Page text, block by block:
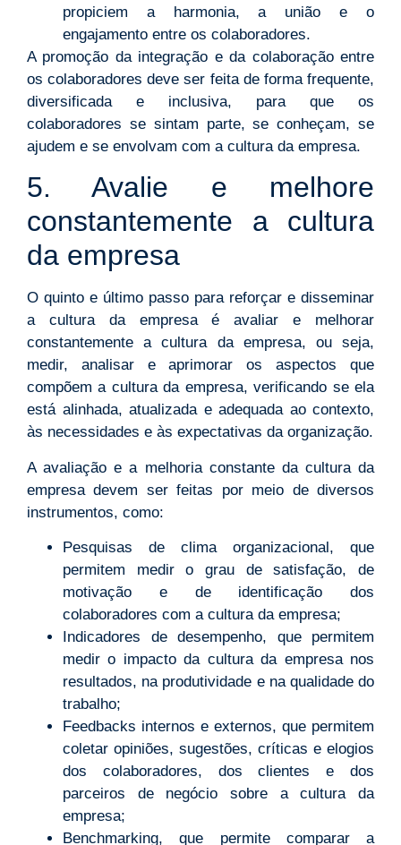
propiciem a harmonia, a união e o
engajamento entre os colaboradores.
A promoção da integração e da colaboração entre
os colaboradores deve ser feita de forma frequente,
diversificada e inclusiva, para que os
colaboradores se sintam parte, se conheçam, se
ajudem e se envolvam com a cultura da empresa.
5. Avalie e melhore
constantemente a cultura
da empresa
O quinto e último passo para reforçar e disseminar
a cultura da empresa é avaliar e melhorar
constantemente a cultura da empresa, ou seja,
medir, analisar e aprimorar os aspectos que
compõem a cultura da empresa, verificando se ela
está alinhada, atualizada e adequada ao contexto,
às necessidades e às expectativas da organização.
A avaliação e a melhoria constante da cultura da
empresa devem ser feitas por meio de diversos
instrumentos, como:
Pesquisas de clima organizacional, que
permitem medir o grau de satisfação, de
motivação e de identificação dos
colaboradores com a cultura da empresa;
Indicadores de desempenho, que permitem
medir o impacto da cultura da empresa nos
resultados, na produtividade e na qualidade do
trabalho;
Feedbacks internos e externos, que permitem
coletar opiniões, sugestões, críticas e elogios
dos colaboradores, dos clientes e dos
parceiros de negócio sobre a cultura da
empresa;
Benchmarking, que permite comparar a